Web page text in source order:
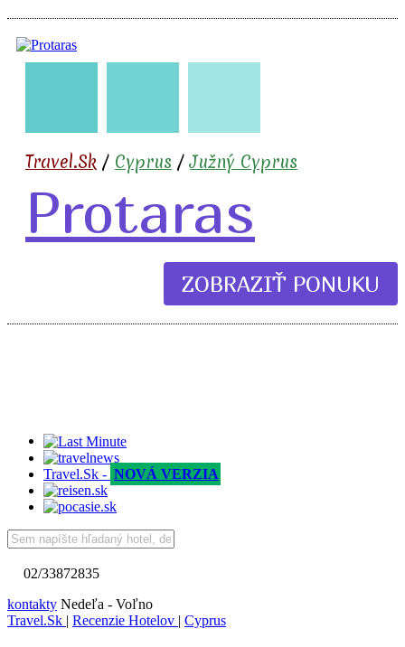
🇨🇾
Travel.Sk / Cyprus /Južný Cyprus
Protaras
ZOBRAZIŤ PONUKU
Travel.Sk - NOVÁ VERZIA
02/33872835
kontakty Nedeľa - Voľno
Travel.Sk | Recenzie Hotelov | Cyprus